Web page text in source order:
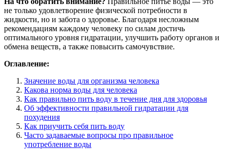
не только удовлетворение физической потребности в
жидкости, но и забота о здоровье. Благодаря несложным
рекомендациям каждому человеку по силам достичь
оптимального уровня гидратации, улучшить работу органов и
обмена веществ, а также повысить самочувствие.
Оглавление:
Значение воды для организма человека
Какова норма воды для человека
Как правильно пить воду в течение дня для здоровья
Об эффективности правильной гидратации для
похудения
Как приучить себя пить воду
Часто задаваемые вопросы про правильное
употребление воды